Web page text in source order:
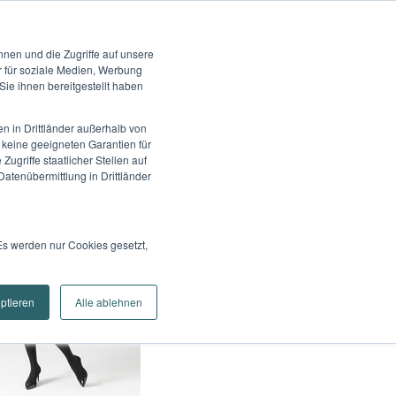
und die Zugriffe auf unsere
soziale Medien, Werbung
ihnen bereitgestellt haben
in Drittländer außerhalb von
geeigneten Garantien für
staatlicher Stellen auf
in Drittländer
werden nur Cookies gesetzt,
Alle ablehnen
Wissen Unternehmen